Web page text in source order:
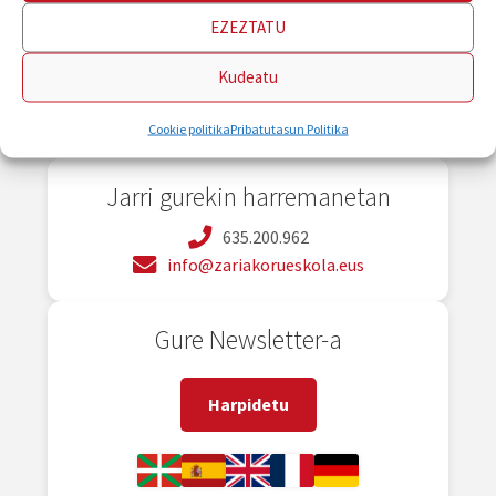
EZEZTATU
Kudeatu
Cookie politikaPribatutasun Politika
Jarri gurekin harremanetan
635.200.962
info@zariakorueskola.eus
Gure Newsletter-a
Harpidetu